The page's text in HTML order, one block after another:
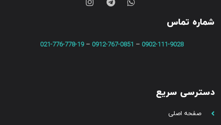
شماره تماس
0902-111-9028
–
0912-767-0851
–
021-776-778-19
دسترسی سریع
صفحه اصلی